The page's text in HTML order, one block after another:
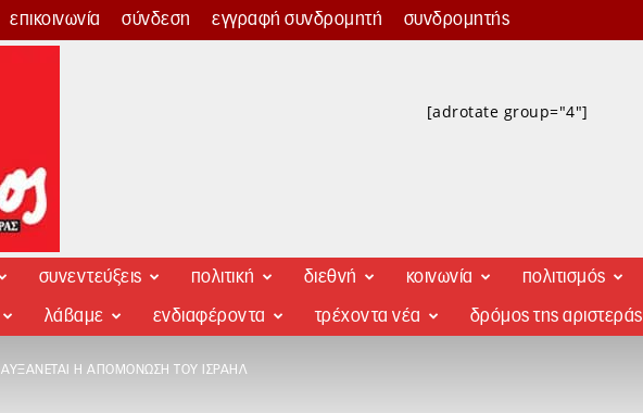
επικοινωνία σύνδεση εγγραφή συνδρομητή συνδρομητής
[adrotate group="4"]
συνεντεύξεις πολιτική διεθνή κοινωνία πολιτισμός
λάβαμε ενδιαφέροντα τρέχοντα νέα δρόμος της αριστεράς
ΑΥΞΆΝΕΤΑΙ Η ΑΠΟΜΌΝΩΣΗ ΤΟΥ ΙΣΡΑΉΛ